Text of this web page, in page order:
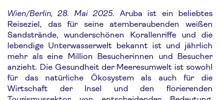
Wien/Berlin, 28. Mai 2025. Aruba ist ein beliebtes
Reiseziel, das für seine atemberaubenden weißen
Sandstrände, wunderschönen Korallenriffe und die
lebendige Unterwasserwelt bekannt ist und jährlich
mehr als eine Million Besucherinnen und Besucher
anzieht. Die Gesundheit der Meeresumwelt ist sowohl
für das natürliche Ökosystem als auch für die
Wirtschaft der Insel und den florierenden